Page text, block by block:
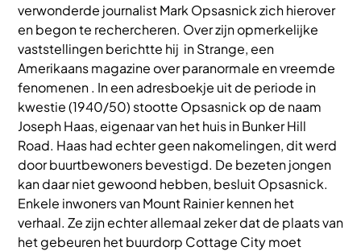
verwonderde journalist Mark Opsasnick zich hierover
en begon te rechercheren. Over zijn opmerkelijke
vaststellingen berichtte hij in Strange, een
Amerikaans magazine over paranormale en vreemde
fenomenen . In een adresboekje uit de periode in
kwestie (1940/50) stootte Opsasnick op de naam
Joseph Haas, eigenaar van het huis in Bunker Hill
Road. Haas had echter geen nakomelingen, dit werd
door buurtbewoners bevestigd. De bezeten jongen
kan daar niet gewoond hebben, besluit Opsasnick.
Enkele inwoners van Mount Rainier kennen het
verhaal. Ze zijn echter allemaal zeker dat de plaats van
het gebeuren het buurdorp Cottage City moet